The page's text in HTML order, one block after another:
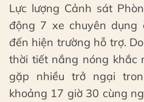
Lực lượng Cảnh sát
động 7 xe chuyên
đến hiện trường hỗ trợ.
thời tiết nắng nóng khắc
gặp nhiều trở ngại
khoảng 17 giờ 30 cùng